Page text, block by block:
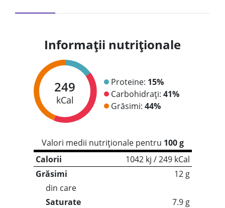
Informații nutriționale
249
kCal
Proteine: 15%
Carbohidrați: 41%
Grăsimi: 44%
Valori medii nutriționale pentru 100 g
Calorii
1042 kj / 249 kCal
Grăsimi
12 g
din care
Saturate
7.9 g